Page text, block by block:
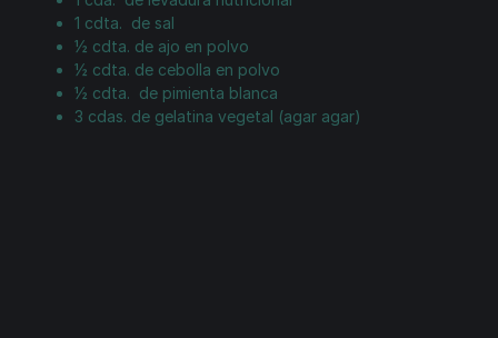
1 cdta. de sal
½ cdta. de ajo en polvo
½ cdta. de cebolla en polvo
½ cdta. de pimienta blanca
3 cdas. de gelatina vegetal (agar agar)